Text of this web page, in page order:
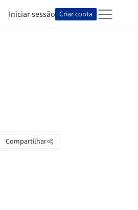
Iniciar sessão Criar conta
Compartilhar